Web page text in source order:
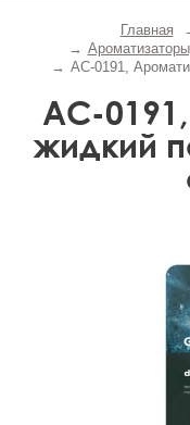
Главная
AC-0191,
AC-
жидкий